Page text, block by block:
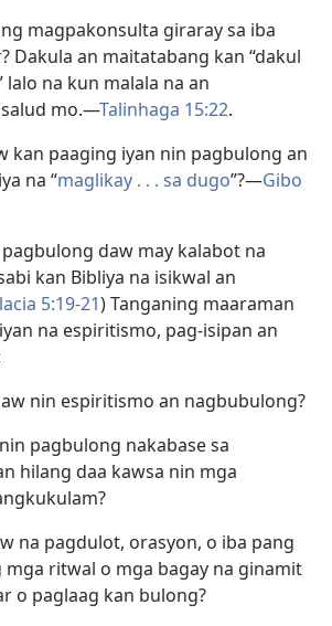
magpakonsulta giraray sa iba
Dakula an maitatabang kan “dakul
lalo na kun malala na an
mo.—Talinhaga 15:22.
kan paaging iyan nin pagbulong an
na “maglikay . . . sa dugo”?—Gibo
daw may kalabot na
kan Bibliya na isikwal an
5:19-21) Tanganing maaraman
na espiritismo, pag-isipan an
nin espiritismo an nagbubulong?
pagbulong nakabase sa
hilang daa kawsa nin mga
na pagdulot, orasyon, o iba pang
ritwal o mga bagay na ginamit
o paglaag kan bulong?